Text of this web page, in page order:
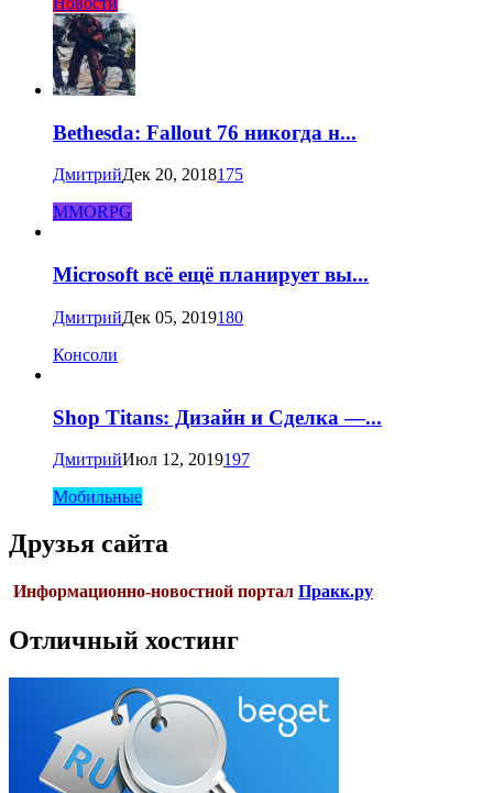
Bethesda: Fallout 76 никогда н...
ДмитрийДек 20, 2018175
MMORPG
Microsoft всё ещё планирует вы...
ДмитрийДек 05, 2019180
Консоли
Shop Titans: Дизайн и Сделка —...
ДмитрийИюл 12, 2019197
Мобильные
Друзья сайта
Информационно-новостной портал Пракк.ру
Отличный хостинг